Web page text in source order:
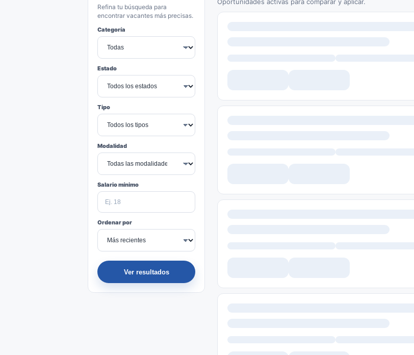
Refina tu búsqueda para
encontrar vacantes más precisas.
Categoría
Estado
Tipo
Modalidad
Salario mínimo
Ordenar por
Ver resultados